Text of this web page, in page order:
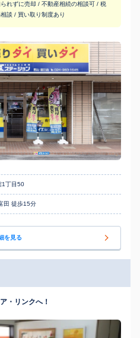
れずに売却 / 不動産相続の相談可 / 税
談 / 買い取り制度あり
1丁目50
田 徒歩15分
を見る
・リンクへ！